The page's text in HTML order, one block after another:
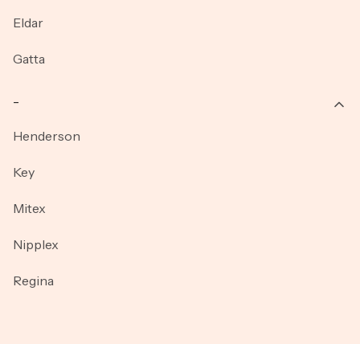
Eldar
Gatta
Henderson
Key
Mitex
Nipplex
Regina